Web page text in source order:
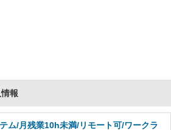
報
ム/月残業10h未満/リモート可/ワークラ